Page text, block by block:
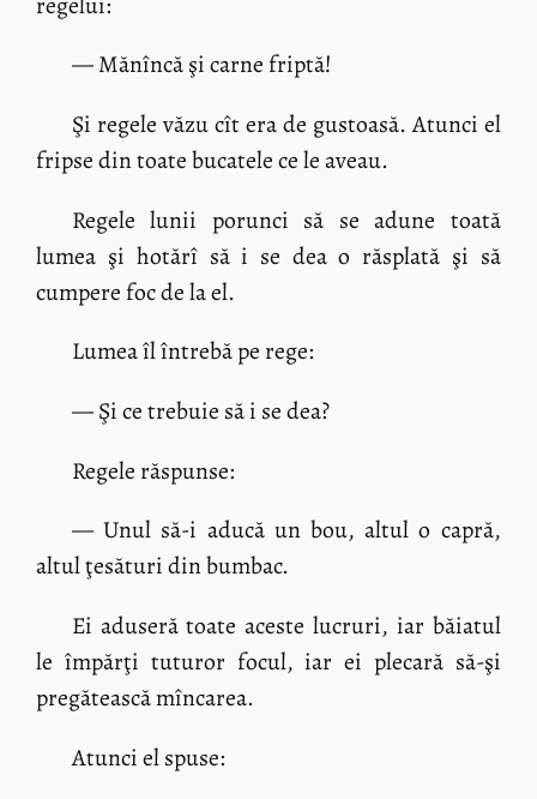
— Mănîncă şi carne friptă!
Şi regele văzu cît era de gustoasă. Atunci el
fripse din toate bucatele ce le aveau.
Regele lunii porunci să se adune toată
lumea şi hotărî să i se dea o răsplată şi să
cumpere foc de la el.
Lumea îl întrebă pe rege:
— Şi ce trebuie să i se dea?
Regele răspunse:
— Unul să-i aducă un bou, altul o capră,
altul ţesături din bumbac.
Ei aduseră toate aceste lucruri, iar băiatul
le împărţi tuturor focul, iar ei plecară să-şi
pregătească mîncarea.
Atunci el spuse: